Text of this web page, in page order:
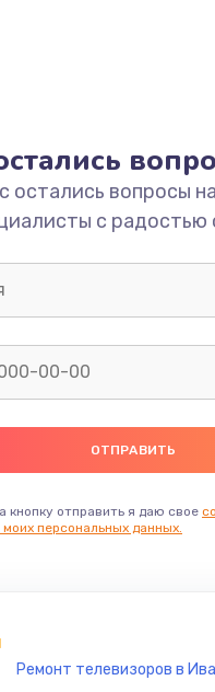
Не включается
1400 руб.
Заказать
Нет звука
800 руб.
Не видит флешку
400 руб.
Заказать
остались вопросы
с радостью
кнопку отправить я даю свое
персональных данных.
Ремонт телевизоров в